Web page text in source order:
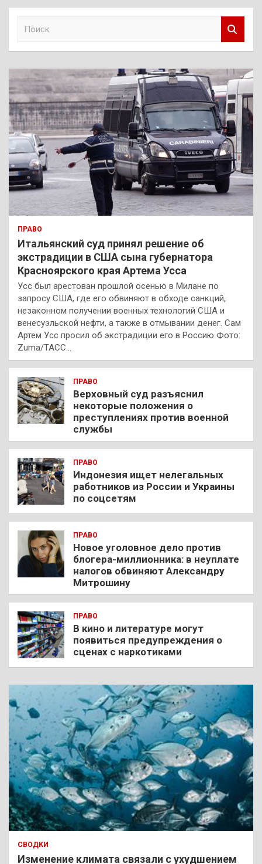
к
ПРАВО
Итальянский суд принял решение об
экстрадиции в США сына губернатора
Красноярского края Артема Усса
Усс был арестован прошлой осенью в Милане по
запросу США, где его обвиняют в обходе санкций,
незаконном получении военных технологий США и
венесуэльской нефти, а также в отмывании денег. Сам
Артем Усс просил об экстрадиции его в Россию Фото:
Zuma/ТАСС…
ПРАВО
Верховный суд разъяснил
некоторые положения о
преступлениях против военной
службы
ПРАВО
Индонезия ищет нелегальных
работников из России и Украины
по соцсетям
ПРАВО
Новое уголовное дело против
блогера-миллионника: в неуплате
налогов обвиняют Александру
Митрошину
ПРАВО
В кино и литературе могут
появиться предупреждения о
сценах с наркотиками
СВОДКИ
Изменение климата связали с ухудшением